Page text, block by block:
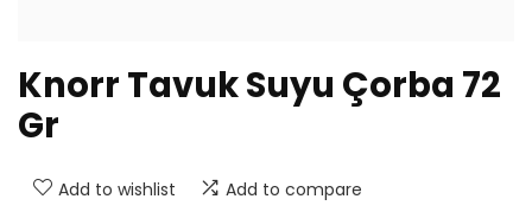
Knorr Tavuk Suyu Çorba 72
Gr
Add to wishlist Add to compare